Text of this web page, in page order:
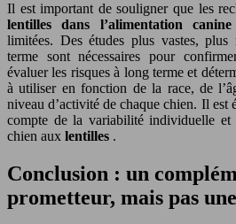
Il est important de souligner que les
lentilles dans l’alimentation
limitées. Des études plus vastes,
terme sont nécessaires pour
évaluer les risques à long terme et
à utiliser en fonction de la race, de
niveau d’activité de chaque chien. Il est
compte de la variabilité individuelle et
chien aux lentilles .
Conclusion : un
prometteur, mais pas